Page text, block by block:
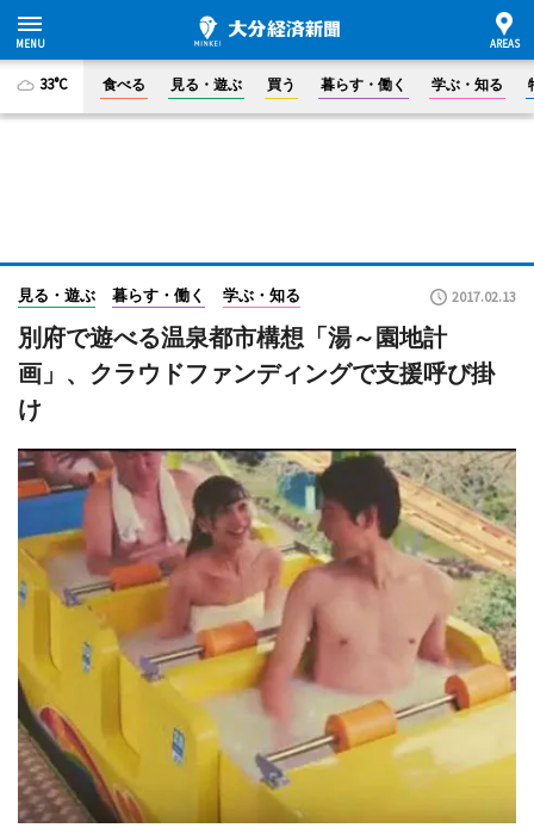
33°C 食べる 見る・遊ぶ 買う 暮らす・働く 学ぶ・知る
見る・遊ぶ 暮らす・働く 学ぶ・知る 2017.02.13
別府で遊べる温泉都市構想「湯～園地計
画」、クラウドファンディングで支援呼び掛
け